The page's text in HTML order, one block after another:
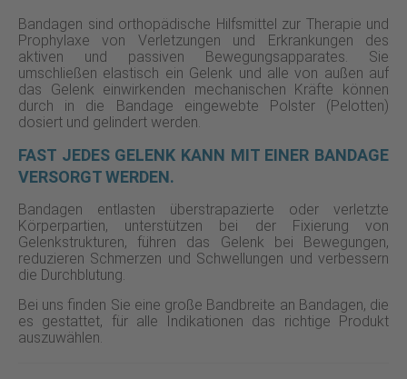
Bandagen sind orthopädische Hilfsmittel zur Therapie und
Prophylaxe von Verletzungen und Erkrankungen des
aktiven und passiven Bewegungsapparates. Sie
umschließen elastisch ein Gelenk und alle von außen auf
das Gelenk einwirkenden mechanischen Kräfte können
durch in die Bandage eingewebte Polster (Pelotten)
dosiert und gelindert werden.
FAST JEDES GELENK KANN MIT EINER BANDAGE
VERSORGT WERDEN.
Bandagen entlasten überstrapazierte oder verletzte
Körperpartien, unterstützen bei der Fixierung von
Gelenkstrukturen, führen das Gelenk bei Bewegungen,
reduzieren Schmerzen und Schwellungen und verbessern
die Durchblutung.
Bei uns finden Sie eine große Bandbreite an Bandagen, die
es gestattet, für alle Indikationen das richtige Produkt
auszuwählen.